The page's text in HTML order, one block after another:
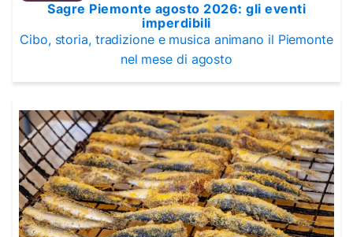
Sagre Piemonte agosto 2026: gli eventi
imperdibili
Cibo, storia, tradizione e musica animano il Piemonte
nel mese di agosto